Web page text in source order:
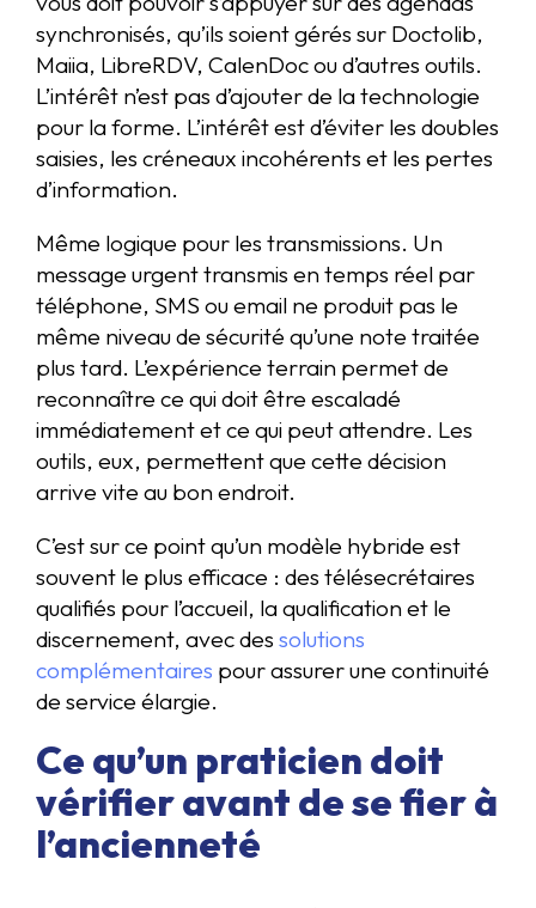
synchronisés, qu’ils soient gérés sur Doctolib,
Maiia, LibreRDV, CalenDoc ou d’autres outils.
L’intérêt n’est pas d’ajouter de la technologie
pour la forme. L’intérêt est d’éviter les doubles
saisies, les créneaux incohérents et les pertes
d’information.
Même logique pour les transmissions. Un
message urgent transmis en temps réel par
téléphone, SMS ou email ne produit pas le
même niveau de sécurité qu’une note traitée
plus tard. L’expérience terrain permet de
reconnaître ce qui doit être escaladé
immédiatement et ce qui peut attendre. Les
outils, eux, permettent que cette décision
arrive vite au bon endroit.
C’est sur ce point qu’un modèle hybride est
souvent le plus efficace : des télésecrétaires
qualifiés pour l’accueil, la qualification et le
discernement, avec des solutions
complémentaires pour assurer une continuité
de service élargie.
Ce qu’un praticien doit
vérifier avant de se fier à
l’ancienneté